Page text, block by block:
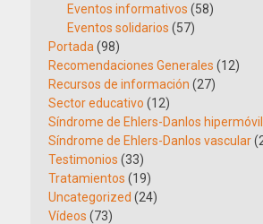
Eventos informativos (58)
Eventos solidarios (57)
Portada (98)
Recomendaciones Generales (12)
Recursos de información (27)
Sector educativo (12)
Síndrome de Ehlers-Danlos hipermóvil
Síndrome de Ehlers-Danlos vascular
Testimonios (33)
Tratamientos (19)
Uncategorized (24)
Vídeos (73)